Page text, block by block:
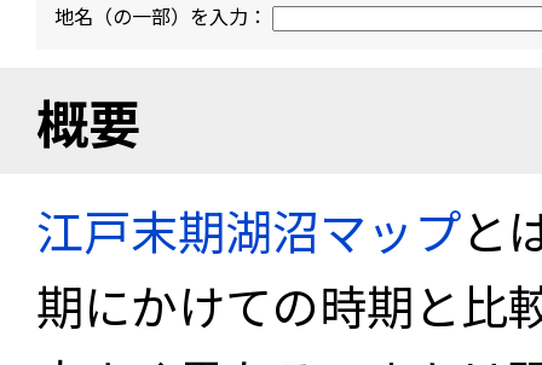
地名（の一部）を入力：
概要
江戸末期湖沼マップと
期にかけての時期と比